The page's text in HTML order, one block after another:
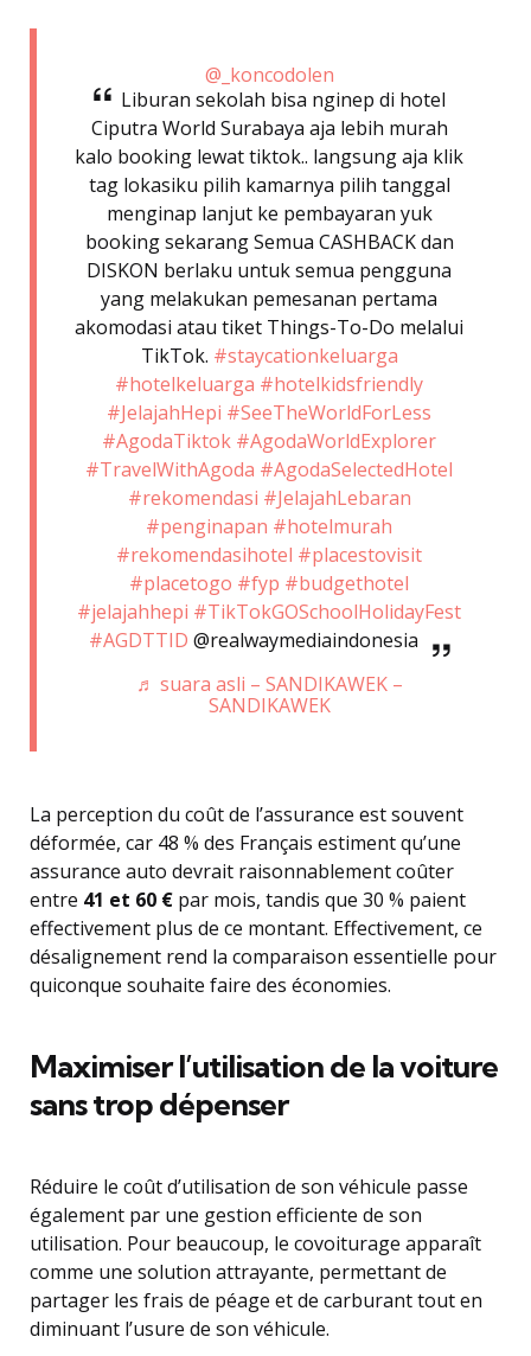
@_koncodolen
Liburan sekolah bisa nginep di hotel
Ciputra World Surabaya aja lebih murah
kalo booking lewat tiktok.. langsung aja klik
tag lokasiku pilih kamarnya pilih tanggal
menginap lanjut ke pembayaran yuk
booking sekarang Semua CASHBACK dan
DISKON berlaku untuk semua pengguna
yang melakukan pemesanan pertama
akomodasi atau tiket Things-To-Do melalui
TikTok. #staycationkeluarga
#hotelkeluarga #hotelkidsfriendly
#JelajahHepi #SeeTheWorldForLess
#AgodaTiktok #AgodaWorldExplorer
#TravelWithAgoda #AgodaSelectedHotel
#rekomendasi #JelajahLebaran
#penginapan #hotelmurah
#rekomendasihotel #placestovisit
#placetogo #fyp #budgethotel
#jelajahhepi #TikTokGOSchoolHolidayFest
#AGDTTID @realwaymediaindonesia
♬ suara asli – SANDIKAWEK –
SANDIKAWEK
La perception du coût de l’assurance est souvent
déformée, car 48 % des Français estiment qu’une
assurance auto devrait raisonnablement coûter
entre 41 et 60 € par mois, tandis que 30 % paient
effectivement plus de ce montant. Effectivement, ce
désalignement rend la comparaison essentielle pour
quiconque souhaite faire des économies.
Maximiser l’utilisation de la voiture
sans trop dépenser
Réduire le coût d’utilisation de son véhicule passe
également par une gestion efficiente de son
utilisation. Pour beaucoup, le covoiturage apparaît
comme une solution attrayante, permettant de
partager les frais de péage et de carburant tout en
diminuant l’usure de son véhicule.